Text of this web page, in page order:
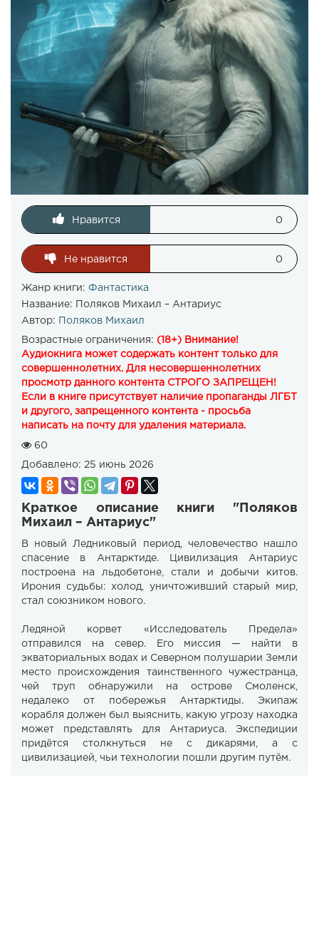
Нравится 0
Не нравится 0
Жанр книги: Фантастика
Название: Поляков Михаил – Антариус
Автор:
Поляков Михаил
Возрастные ограничения: (18+) Внимание!
Аудиокнига может содержать контент только для
совершеннолетних. Для несовершеннолетних
просмотр данного контента СТРОГО ЗАПРЕЩЕН!
Если в книге присутствует наличие пропаганды ЛГБТ
и другого, запрещенного контента - просьба
написать на почту для удаления материала.
60
Добавлено: 25 июнь 2026
Краткое описание книги "Поляков
Михаил – Антариус"
В новый Ледниковый период, человечество нашло
спасение в Антарктиде. Цивилизация Антариус
построена на льдобетоне, стали и добычи китов.
Ирония судьбы: холод, уничтоживший старый мир,
стал союзником нового.
Ледяной корвет «Исследователь Предела»
отправился на север. Его миссия — найти в
экваториальных водах и Северном полушарии Земли
место происхождения таинственного чужестранца,
чей труп обнаружили на острове Смоленск,
недалеко от побережья Антарктиды. Экипаж
корабля должен был выяснить, какую угрозу находка
может представлять для Антариуса. Экспедиции
придётся столкнуться не с дикарями, а с
цивилизацией, чьи технологии пошли другим путём.